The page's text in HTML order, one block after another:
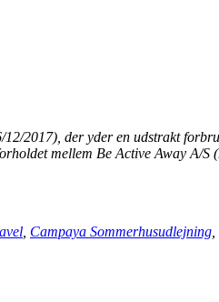
2017), der yder en udstrakt
mellem Be Active Away A/S
Campaya Sommerhusudlejning